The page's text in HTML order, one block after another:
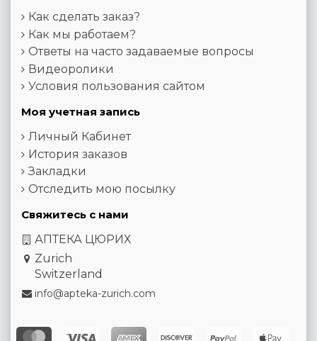
Как сделать заказ?
Как мы работаем?
Ответы на часто задаваемые вопросы
Видеоролики
Условия пользования сайтом
Моя учетная запись
Личный Кабинет
История заказов
Закладки
Отследить мою посылку
Свяжитесь с нами
АПТЕКА ЦЮРИХ
Zurich
Switzerland
info@apteka-zurich.com